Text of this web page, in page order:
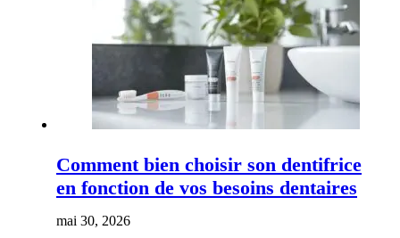
Comment bien choisir son dentifrice
en fonction de vos besoins dentaires
mai 30, 2026